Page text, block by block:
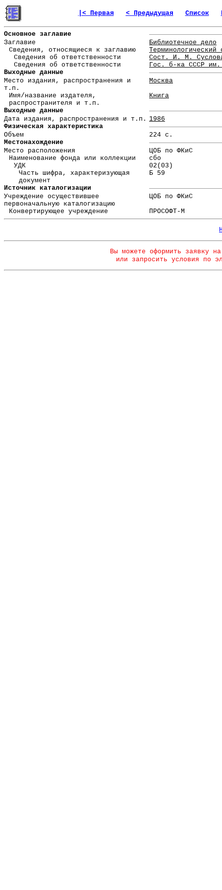
|< Первая < Предыдущая Список
Основное заглавие
Заглавие
Библиотечное дело
Сведения, относящиеся к заглавию
Терминологический
Сведения об ответственности
Сост. И. М.
Сведения об ответственности
Гос. б-ка СССР
Выходные данные
Место издания, распространения и
т.п.
Москва
Имя/название издателя,
распространителя и т.п.
Книга
Выходные данные
Дата издания, распространения и т.п. 1986
Физическая характеристика
Объем
224 с.
Местонахождение
Место расположения
ЦОБ по ФКиС
Наименование фонда или коллекции
сбо
УДК
02(03)
Часть шифра, характеризующая
документ
Б 59
Источник каталогизации
Учреждение осуществившее
первоначальную каталогизацию
ЦОБ по ФКиС
Конвертирующее учреждение
ПРОСОФТ-М
Вы можете оформить заявку
или запросить условия по